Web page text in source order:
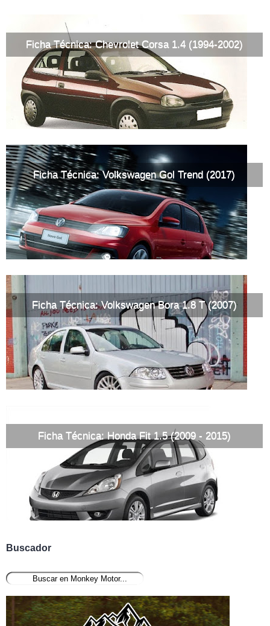
Ficha Técnica: Chevrolet Corsa 1.4 (1994-2002)
Ficha Técnica: Volkswagen Gol Trend (2017)
Ficha Técnica: Volkswagen Bora 1.8 T (2007)
Ficha Técnica: Honda Fit 1.5 (2009 - 2015)
Buscador